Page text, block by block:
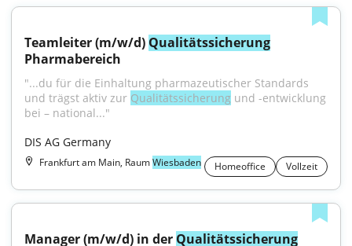
Teamleiter (m/w/d) Qualitätssicherung
Pharmabereich
"...du für die Einhaltung pharmazeutischer Standards
und trägst aktiv zur Qualitätssicherung und -entwicklung
bei – national..."
DIS AG Germany
Frankfurt am Main, RaumWiesbaden Homeoffice Vollzeit
Manager (m/w/d) in der Qualitätssicherung